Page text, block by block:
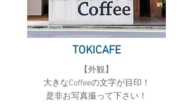
​TOKICAFE
​【外観】
大きなCoffeeの文字が目印！
是非お写真撮って下さい！